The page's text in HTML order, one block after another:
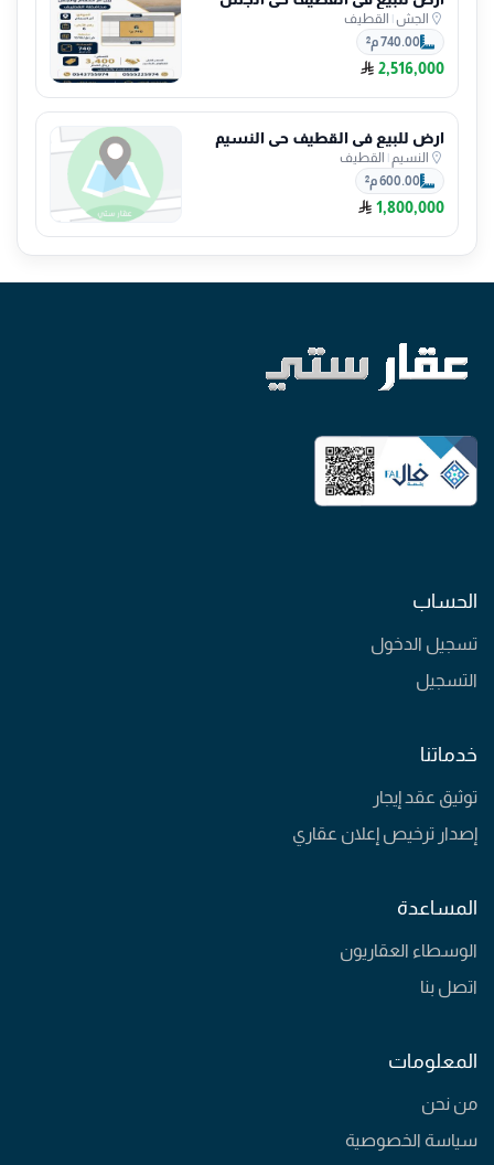
الجش| القطيف
740.00 م²
2,516,000
ارض للبيع في القطيف حي النسيم
النسيم | القطيف
600.00 م²
1,800,000
الحساب
تسجيل الدخول
التسجيل
خدماتنا
توثيق عقد إيجار
إصدار ترخيص إعلان عقاري
المساعدة
الوسطاء العقاريون
اتصل بنا
المعلومات
من نحن
سياسة الخصوصية